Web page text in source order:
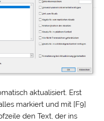
aktualisiert. Erst
markiert und mit [F9]
den Text, der ins